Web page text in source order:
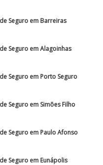
Seguro em Barreiras
Seguro em Alagoinhas
Seguro em Porto Seguro
Seguro em Simões Filho
Seguro em Paulo Afonso
Seguro em Eunápolis